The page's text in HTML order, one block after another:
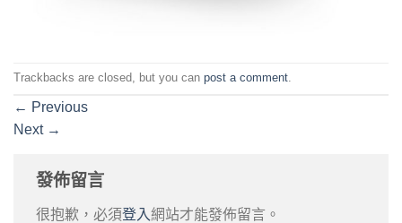
Trackbacks are closed, but you can post a comment.
← Previous
Next →
發佈留言
很抱歉，必須登入網站才能發佈留言。